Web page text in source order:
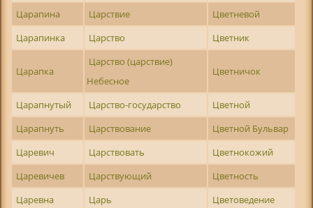
Царапина
Царствие
Цветневой
Царапинка
Царство Цветник
Царапка
Царство (царствие)
Небесное
Цветничок
Царапнутый Царство-государство
Цветной
Царапнуть
Царствование
Цветной Бульвар
Царевич
Царствовать
Цветнокожий
Царевичев
Царствующий
Цветность
Царевна
Царь
Цветоведение